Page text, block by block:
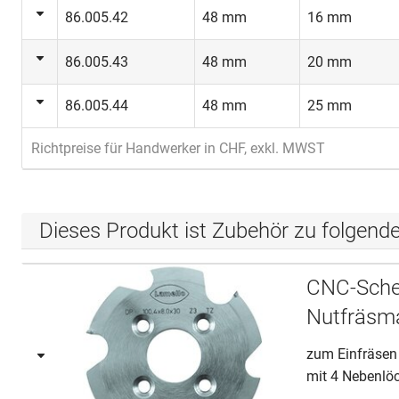
86.005.42 48 mm 16 mm
86.005.43 48 mm 20 mm
86.005.44 48 mm 25 mm
Richtpreise für Handwerker in CHF, exkl. MWST
Dieses Produkt ist Zubehör zu
CNC-
zum
mit 4